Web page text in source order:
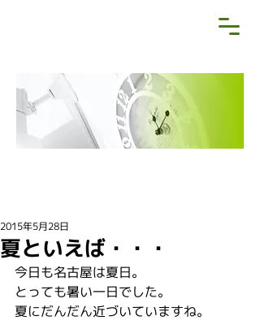
夏といえば・・・
2015年5月28日
今日も名古屋は夏日。
とっても暑い一日でした。
夏にだんだん近づいていますね。